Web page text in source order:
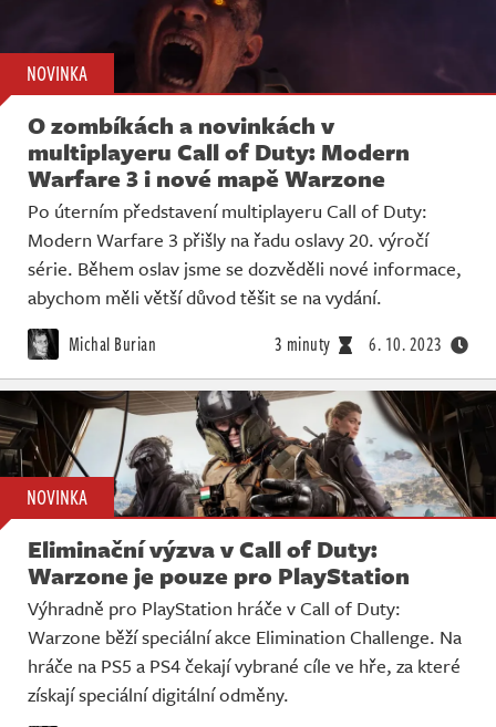
NOVINKA
O zombíkách a novinkách v
multiplayeru Call of Duty: Modern
Warfare 3 i nové mapě Warzone
Po úterním představení multiplayeru Call of Duty:
Modern Warfare 3 přišly na řadu oslavy 20. výročí
série. Během oslav jsme se dozvěděli nové informace,
abychom měli větší důvod těšit se na vydání.
Michal Burian 3 minuty 6. 10. 2023
NOVINKA
Eliminační výzva v Call of Duty:
Warzone je pouze pro PlayStation
Výhradně pro PlayStation hráče v Call of Duty:
Warzone běží speciální akce Elimination Challenge. Na
hráče na PS5 a PS4 čekají vybrané cíle ve hře, za které
získají speciální digitální odměny.